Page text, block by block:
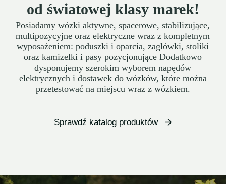
od światowej klasy marek!
Posiadamy wózki aktywne, spacerowe, stabilizujące,
multipozycyjne oraz elektryczne wraz z kompletnym
wyposażeniem: poduszki i oparcia, zagłówki, stoliki
oraz kamizelki i pasy pozycjonujące Dodatkowo
dysponujemy szerokim wyborem napędów
elektrycznych i dostawek do wózków, które można
przetestować na miejscu wraz z wózkiem.
Sprawdź katalog produktów